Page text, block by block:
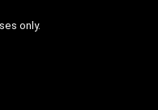
only.